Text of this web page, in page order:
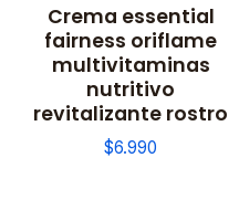
Crema essential
fairness oriflame
multivitaminas
nutritivo
revitalizante rostro
$6.990